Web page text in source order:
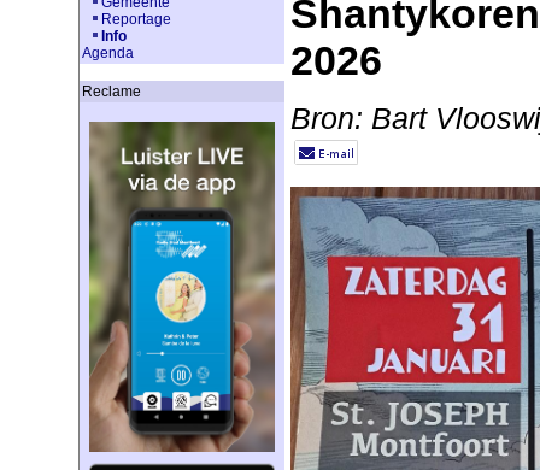
Reportage
Info
Agenda
Reclame
2026
Bron: Bart